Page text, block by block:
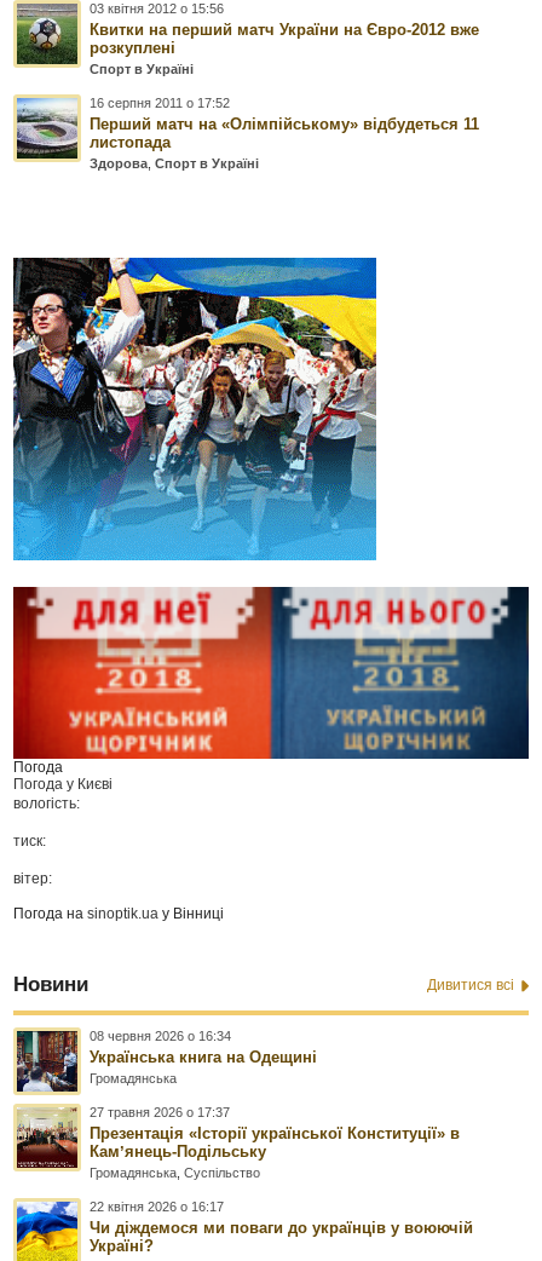
03 квітня 2012 о 15:56
Квитки на перший матч України на Євро-2012 вже
розкуплені
Спорт в Україні
16 серпня 2011 о 17:52
Перший матч на «Олімпійському» відбудеться 11
листопада
Здорова,Спорт в Україні
Погода
Погода у Києві
вологість:
тиск:
вітер:
Погода наsinoptik.ua у Вінниці
Новини Дивитися всі
08 червня 2026 о 16:34
Українська книга на Одещині
Громадянська
27 травня 2026 о 17:37
Презентація «Історії української Конституції» в
Камʼянець-Подільську
Громадянська ,Суспільство
22 квітня 2026 о 16:17
Чи діждемося ми поваги до українців у воюючій
Україні?